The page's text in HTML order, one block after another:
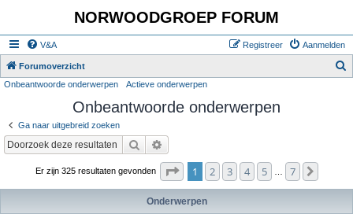
NORWOODGROEP FORUM
V&A Aanmelden
Registreer
Forumoverzicht
Onbeantwoorde onderwerpen Actieve onderwerpen
Onbeantwoorde onderwerpen
Ga naar uitgebreid zoeken
Zoek
Er zijn 325 resultaten gevonden Pagina1 van 7
1 2 3 4 5 7
Onderwerpen